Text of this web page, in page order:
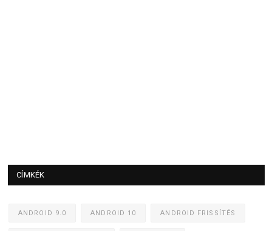
CÍMKÉK
ANDROID 9.0 ANDROID 10 ANDROID FRISSÍTÉS